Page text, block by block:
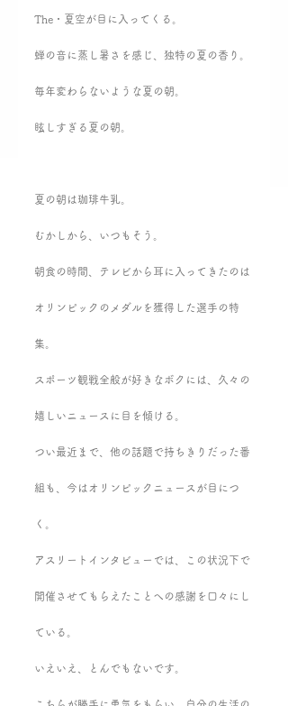
The・夏空が目に入ってくる。
蝉の音に蒸し暑さを感じ、独特の夏の香り。
毎年変わらないような夏の朝。
眩しすぎる夏の朝。
夏の朝は珈琲牛乳。
むかしから、いつもそう。
朝食の時間、テレビから耳に入ってきたのは
オリンピックのメダルを獲得した選手の特
集。
スポーツ観戦全般が好きなボクには、久々の
嬉しいニュースに目を傾ける。
つい最近まで、他の話題で持ちきりだった番
組も、今はオリンピックニュースが目につ
く。
アスリートインタビューでは、この状況下で
開催させてもらえたことへの感謝を口々にし
ている。
いえいえ、とんでもないです。